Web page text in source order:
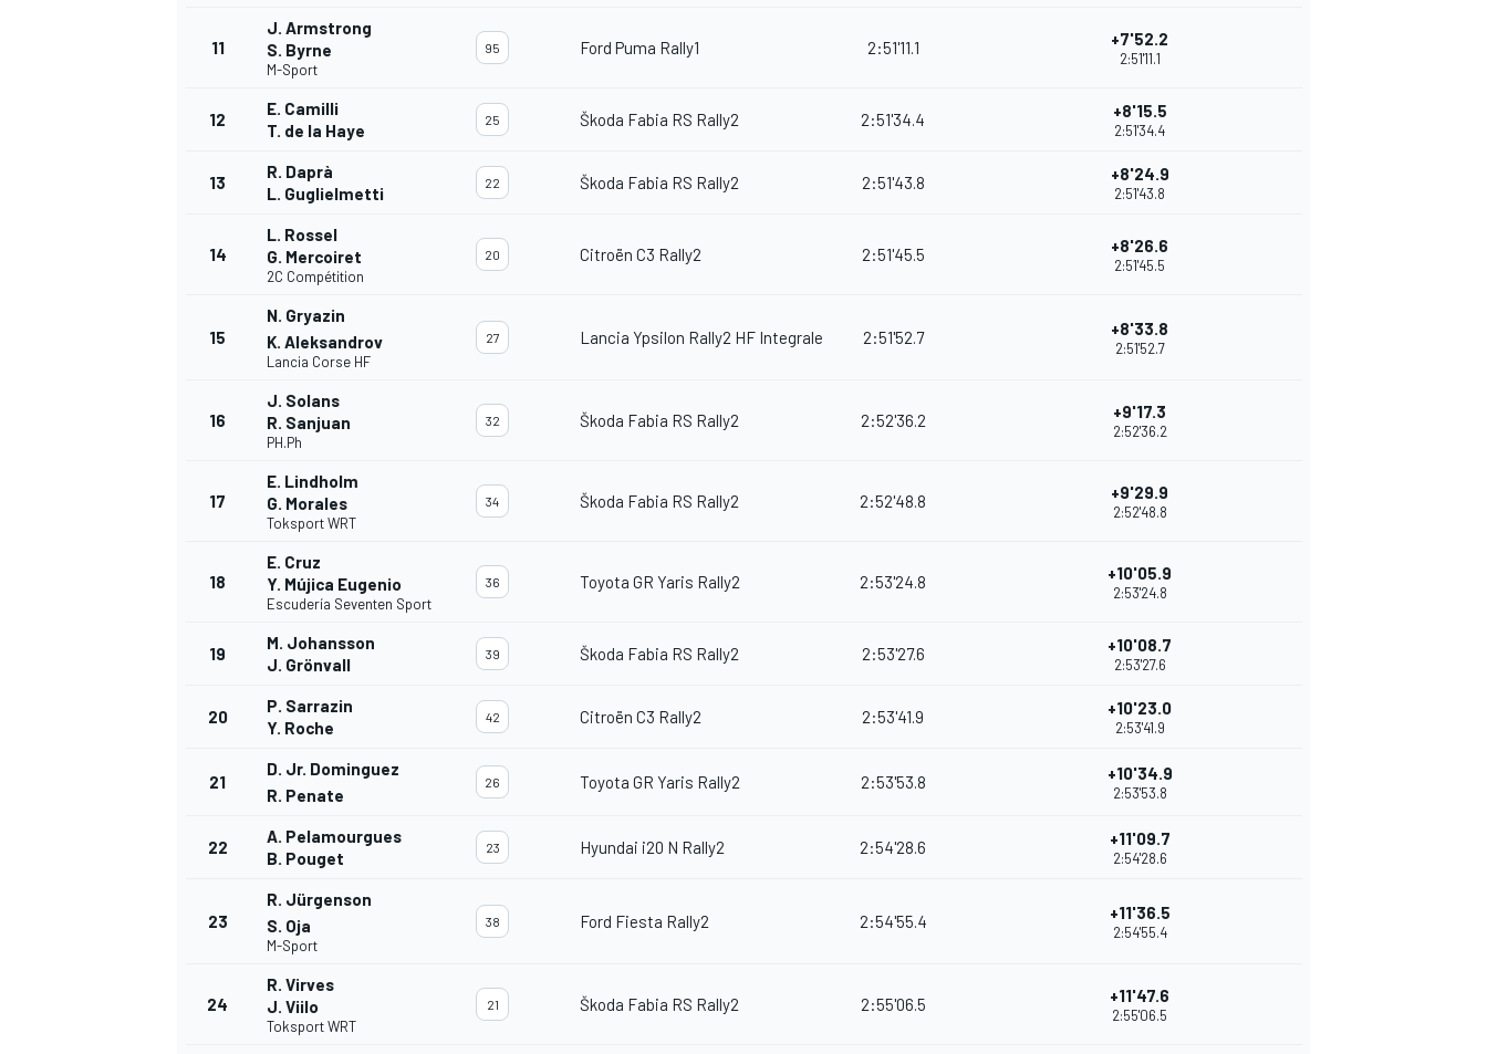
11
J. Armstrong
S. Byrne
M-Sport
95 Ford Puma Rally1 2:51'11.1 +7'52.2
2:51'11.1
12
E. Camilli
T. de la Haye
25 Škoda Fabia RS Rally2 2:51'34.4 +8'15.5
2:51'34.4
13
R. Daprà
L. Guglielmetti
22 Škoda Fabia RS Rally2 2:51'43.8 +8'24.9
2:51'43.8
14
L. Rossel
G. Mercoiret
2C Compétition
20 Citroën C3 Rally2 2:51'45.5 +8'26.6
2:51'45.5
15
N. Gryazin
K. Aleksandrov
Lancia Corse HF
27 Lancia Ypsilon Rally2 HF Integrale 2:51'52.7 +8'33.8
2:51'52.7
16
J. Solans
R. Sanjuan
PH.Ph
32 Škoda Fabia RS Rally2 2:52'36.2 +9'17.3
2:52'36.2
17
E. Lindholm
G. Morales
Toksport WRT
34 Škoda Fabia RS Rally2 2:52'48.8 +9'29.9
2:52'48.8
18
E. Cruz
Y. Mújica Eugenio
Escudería Seventen Sport
36 Toyota GR Yaris Rally2 2:53'24.8 +10'05.9
2:53'24.8
19
M. Johansson
J. Grönvall
39 Škoda Fabia RS Rally2 2:53'27.6 +10'08.7
2:53'27.6
20
P. Sarrazin
Y. Roche
42 Citroën C3 Rally2 2:53'41.9 +10'23.0
2:53'41.9
21
D. Jr. Dominguez
R. Penate
26 Toyota GR Yaris Rally2 2:53'53.8 +10'34.9
2:53'53.8
22
A. Pelamourgues
B. Pouget
23 Hyundai i20 N Rally2 2:54'28.6 +11'09.7
2:54'28.6
23
R. Jürgenson
S. Oja
M-Sport
38 Ford Fiesta Rally2 2:54'55.4 +11'36.5
2:54'55.4
24
R. Virves
J. Viilo
Toksport WRT
21 Škoda Fabia RS Rally2 2:55'06.5 +11'47.6
2:55'06.5